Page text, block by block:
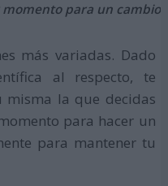
momento para un cambio
más variadas. Dado
al respecto, te
misma la que decidas
para hacer un
para mantener tu